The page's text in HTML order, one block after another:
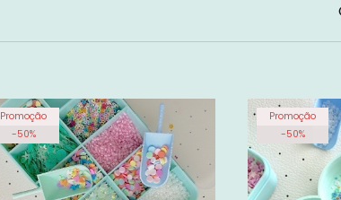
Promoção
-50%
Promoção
-50%